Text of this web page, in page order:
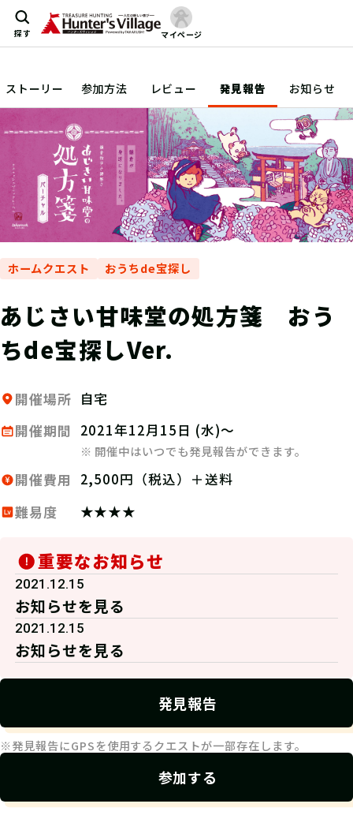
探す マイページ
ストーリー 参加方法 レビュー 発見報告 お知らせ
ホームクエスト おうちde宝探し
あじさい甘味堂の処方箋 おう
ちde宝探しVer.
開催場所 自宅
開催期間
2021年12月15日 (水)～
※ 開催中はいつでも発見報告ができます。
開催費用
2,500円（税込）＋送料
難易度
★★★★
重要なお知らせ
2021.12.15
お知らせを見る
2021.12.15
お知らせを見る
発見報告
※発見報告にGPSを使用するクエストが一部存在します。
参加する